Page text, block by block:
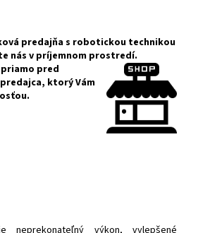
predajňa s robotickou technikou
nás v príjemnom prostredí.
pred
ktorý Vám
neprekonateľný výkon, vylepšené